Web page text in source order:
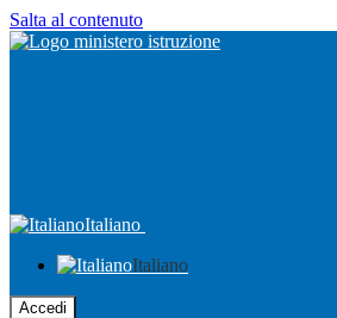
Salta al contenuto
Italiano
Italiano
Accedi